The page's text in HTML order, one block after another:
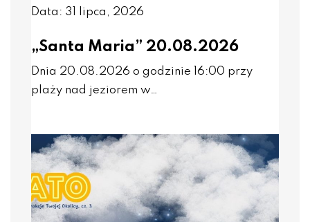
Data: 31 lipca, 2026
„Santa Maria” 20.08.2026
Dnia 20.08.2026 o godzinie 16:00 przy
plaży nad jeziorem w…